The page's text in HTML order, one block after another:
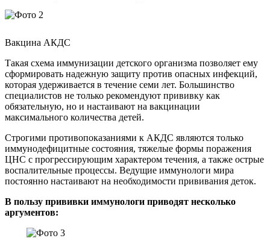
Вакцина АКДС
Такая схема иммунизации детского организма позволяет ему
сформировать надежную защиту против опасных инфекций,
которая удерживается в течение семи лет. Большинство
специалистов не только рекомендуют прививку как
обязательную, но и настаивают на вакцинации
максимального количества детей.
Строгими противопоказаниями к АКДС являются только
иммунодефицитные состояния, тяжелые формы поражения
ЦНС с прогрессирующим характером течения, а также острые
воспалительные процессы. Ведущие иммунологи мира
постоянно настаивают на необходимости прививания деток.
В пользу прививки иммунологи приводят несколько
аргументов: